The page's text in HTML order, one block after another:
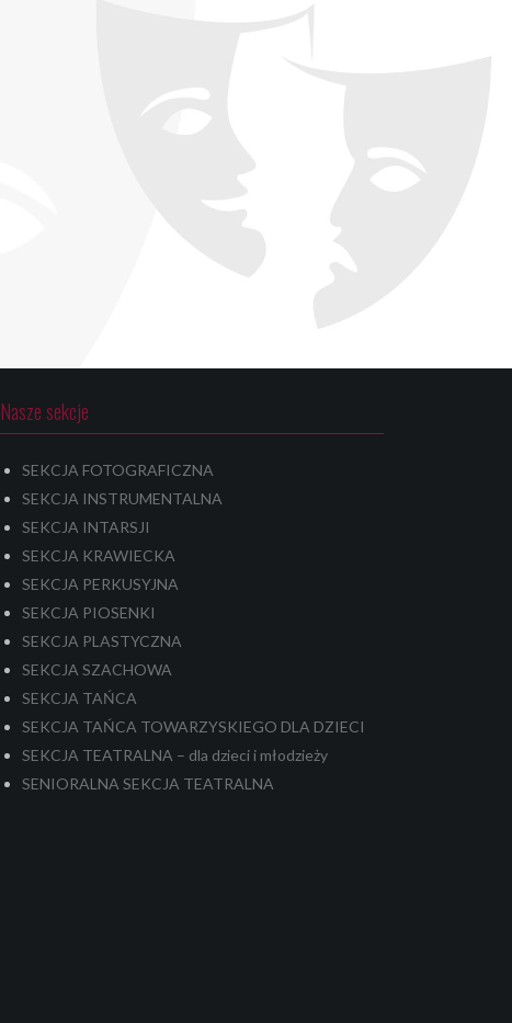
Nasze sekcje
SEKCJA FOTOGRAFICZNA
SEKCJA INSTRUMENTALNA
SEKCJA INTARSJI
SEKCJA KRAWIECKA
SEKCJA PERKUSYJNA
SEKCJA PIOSENKI
SEKCJA PLASTYCZNA
SEKCJA SZACHOWA
SEKCJA TAŃCA
SEKCJA TAŃCA TOWARZYSKIEGO DLA DZIECI
SEKCJA TEATRALNA – dla dzieci i młodzieży
SENIORALNA SEKCJA TEATRALNA